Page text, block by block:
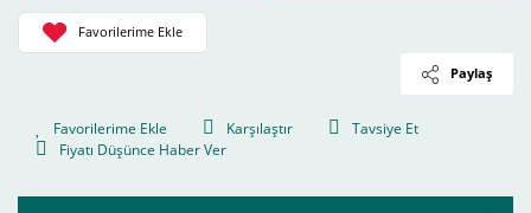
Paylaş
Karşılaştır
Tavsiye Et
Fiyatı Düşünce Haber Ver